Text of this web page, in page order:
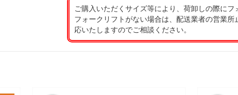
ご購入いただくサイズ等により、荷卸しの際にフ
フォークリフトがない場合は、配送業者の営業
応いたしますのでご相談ください。